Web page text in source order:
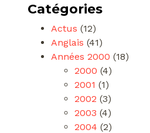
Catégories
Actus (12)
Anglais (41)
Années 2000 (18)
2000 (4)
2001 (1)
2002 (3)
2003 (4)
2004 (2)